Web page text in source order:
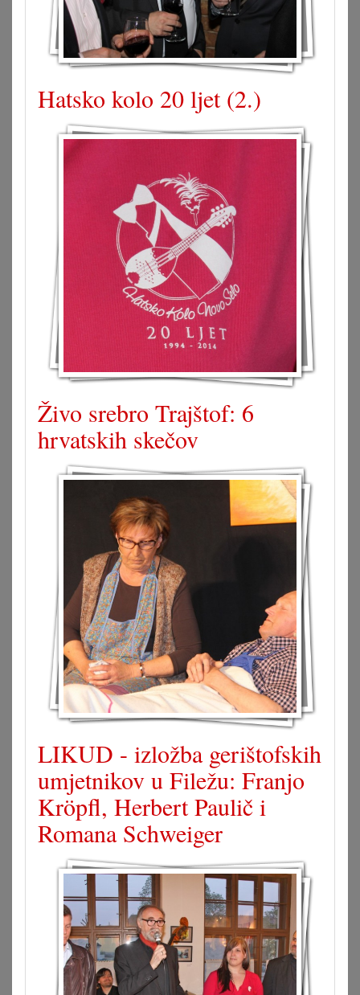
Hatsko kolo 20 ljet (2.)
Živo srebro Trajštof: 6
hrvatskih skečov
LIKUD - izložba gerištofskih
umjetnikov u Filežu: Franjo
Kröpfl, Herbert Paulič i
Romana Schweiger